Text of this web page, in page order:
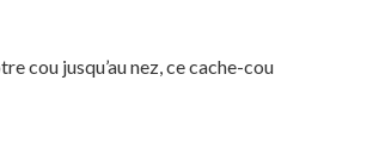
cou jusqu’au nez, ce cache-cou